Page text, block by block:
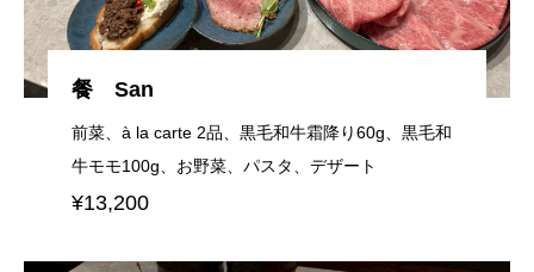
餐 San
前菜、à la carte 2品、黒毛和牛霜降り60g、黒毛和
牛モモ100g、お野菜、パスタ、デザート
¥13,200